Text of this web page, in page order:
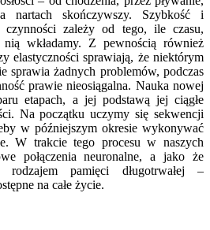
nartach skończywszy. Szybkość i
zależy od tego, ile czasu,
wkładamy. Z pewnością również
elastyczności sprawiają, że niektórym
sprawia żadnych problemów, podczas
prawie nieosiągalna. Nauka nowej
etapach, a jej podstawą jej ciągłe
Na początku uczymy się sekwencji
w późniejszym okresie wykonywać
W trakcie tego procesu w naszych
połączenia neuronalne, a jako że
rodzajem pamięci długotrwałej –
na całe życie.